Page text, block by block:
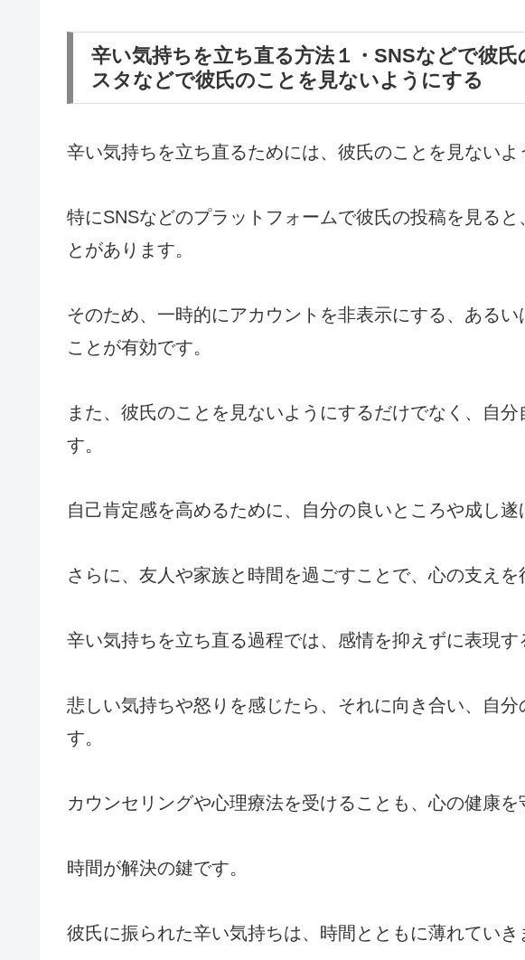
辛い気持ちを立ち直る方法１・SNSなどで彼
スタなどで彼氏のことを見ないようにする
辛い気持ちを立ち直るためには、彼氏のことを見ないよ
特にSNSなどのプラットフォームで彼氏の投稿を見る
とがあります。
そのため、一時的にアカウントを非表示にする、ある
ことが有効です。
また、彼氏のことを見ないようにするだけでなく、自
す。
自己肯定感を高めるために、自分の良いところや成し遂
さらに、友人や家族と時間を過ごすことで、心の支えを
辛い気持ちを立ち直る過程では、感情を抑えずに表現す
悲しい気持ちや怒りを感じたら、それに向き合い、自
す。
カウンセリングや心理療法を受けることも、心の健康を
時間が解決の鍵です。
彼氏に振られた辛い気持ちは、時間とともに薄れていき